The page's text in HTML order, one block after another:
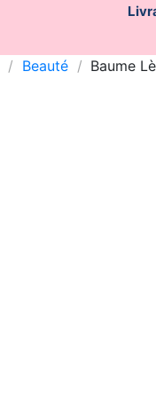
Beauté Baume